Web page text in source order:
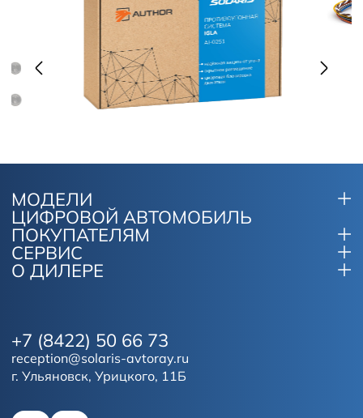
МОДЕЛИ
ЦИФРОВОЙ АВТОМОБИЛЬ
ПОКУПАТЕЛЯМ
СЕРВИС
О ДИЛЕРЕ
г. Ульяновск, Урицкого, 11Б
+7 (8422) 50 66 73
reception@solaris-avtoray.ru